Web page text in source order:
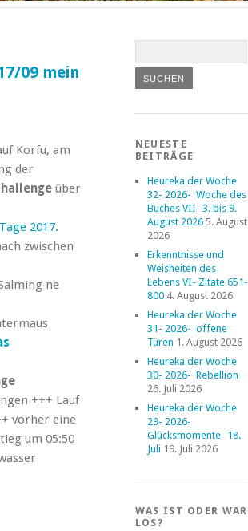
09 mein
Korfu, am
der
über
2017.
zwischen
ne
+++ Lauf
vorher eine
um 05:50
NEUESTE
BEITRÄGE
Heureka der Woche
32- 2026- Woche des
Buches VII- 3. bis 9.
August 2026 5. August
2026
Erkenntnisse und
Weisheiten des
Lebens VI- Zitate 651-
800 4. August 2026
Heureka der Woche
31- 2026- offene
Türen 1. August 2026
Heureka der Woche
30- 2026- Rebellion
26. Juli 2026
Heureka der Woche
29- 2026-
Glücksmomente- 18.
Juli 19. Juli 2026
WAS IST ODER WAR
LOS?